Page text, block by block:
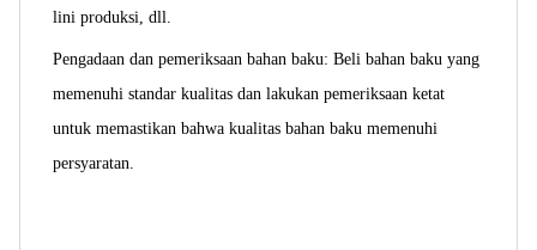
lini produksi, dll.
Pengadaan dan pemeriksaan bahan baku: Beli bahan baku yang
memenuhi standar kualitas dan lakukan pemeriksaan ketat
untuk memastikan bahwa kualitas bahan baku memenuhi
persyaratan.